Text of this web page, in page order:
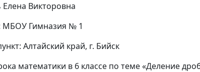
Елена Викторовна
МБОУ Гимназия № 1
Алтайский край, г. Бийск
математики в 6 классе по теме «Деление